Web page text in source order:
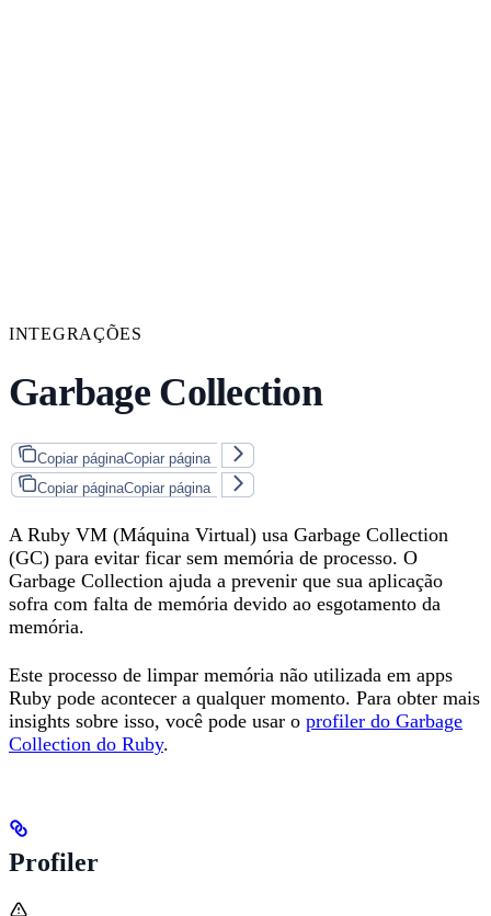
INTEGRAÇÕES
Garbage Collection
Copiar páginaCopiar página
Copiar páginaCopiar página
A Ruby VM (Máquina Virtual) usa Garbage Collection
(GC) para evitar ficar sem memória de processo. O
Garbage Collection ajuda a prevenir que sua aplicação
sofra com falta de memória devido ao esgotamento da
memória.
Este processo de limpar memória não utilizada em apps
Ruby pode acontecer a qualquer momento. Para obter mais
insights sobre isso, você pode usar o profiler do Garbage
Collection do Ruby.
Profiler